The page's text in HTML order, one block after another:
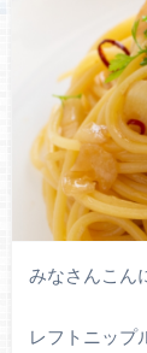
みなさんこん
レフトニップ